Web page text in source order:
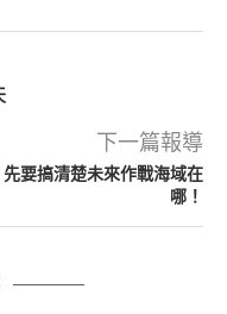
下一篇報導
要搞清楚未來作戰海域在
哪！